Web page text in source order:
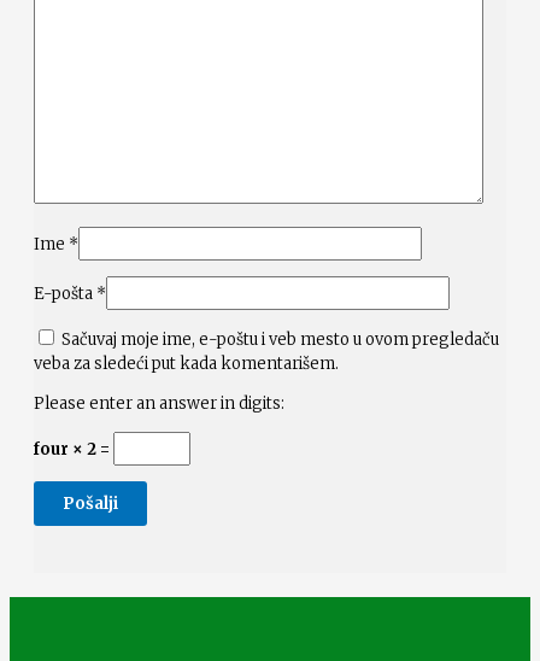
Ime *
E-pošta *
Sačuvaj moje ime, e-poštu i veb mesto u ovom pregledaču
veba za sledeći put kada komentarišem.
Please enter an answer in digits:
four × 2 =